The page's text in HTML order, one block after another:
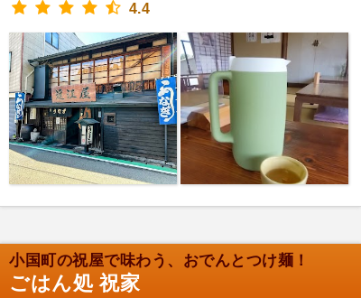
4.4
小国町の祝屋で味わう、おでんとつけ麺！
ごはん処 祝家